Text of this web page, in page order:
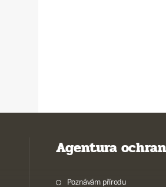
Agentura
Poznávám přírodu